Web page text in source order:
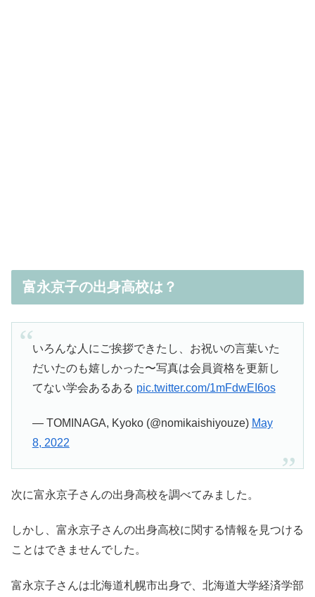
富永京子の出身高校は？
いろんな人にご挨拶できたし、お祝いの言葉いた
だいたのも嬉しかった〜写真は会員資格を更新し
てない学会あるある pic.twitter.com/1mFdwEI6os
— TOMINAGA, Kyoko (@nomikaishiyouze) May
8, 2022
次に富永京子さんの出身高校を調べてみました。
しかし、富永京子さんの出身高校に関する情報を見つける
ことはできませんでした。
富永京子さんは北海道札幌市出身で、北海道大学経済学部